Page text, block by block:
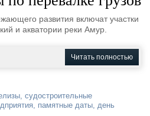
развития включат участки
и акватории реки Амур.
Читать полностью
, судостроительные
, памятные даты, день